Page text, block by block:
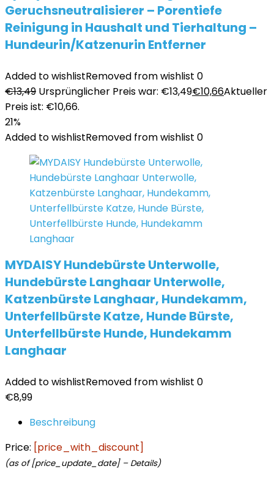
Geruchsneutralisierer – Porentiefe
Reinigung in Haushalt und Tierhaltung –
Hundeurin/Katzenurin Entferner
Added to wishlistRemoved from wishlist 0
€13,49 Ursprünglicher Preis war: €13,49€10,66Aktueller
Preis ist: €10,66.
21%
Added to wishlistRemoved from wishlist 0
MYDAISY Hundebürste Unterwolle,
Hundebürste Langhaar Unterwolle,
Katzenbürste Langhaar, Hundekamm,
Unterfellbürste Katze, Hunde Bürste,
Unterfellbürste Hunde, Hundekamm
Langhaar
Added to wishlistRemoved from wishlist 0
€8,99
Beschreibung
Price: [price_with_discount]
(as of [price_update_date] – Details)